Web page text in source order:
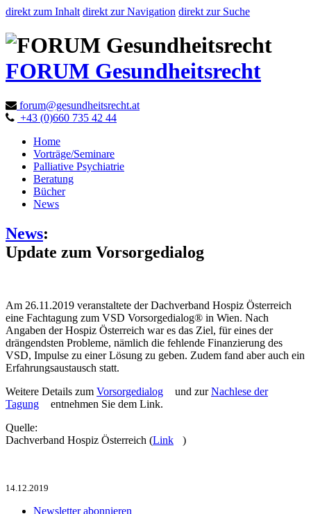
direkt zum Inhalt direkt zur Navigation direkt zur Suche
FORUM Gesundheitsrecht
forum@gesundheitsrecht.at
+43 (0)660 735 42 44
Home
Vorträge/Seminare
Palliative Psychiatrie
Beratung
Bücher
News
News:
Update zum Vorsorgedialog
Am 26.11.2019 veranstaltete der Dachverband Hospiz Österreich
eine Fachtagung zum VSD Vorsorgedialog® in Wien. Nach
Angaben der Hospiz Österreich war es das Ziel, für eines der
drängendsten Probleme, nämlich die fehlende Finanzierung des
VSD, Impulse zu einer Lösung zu geben. Zudem fand aber auch ein
Erfahrungsaustausch statt.
Weitere Details zum Vorsorgedialog und zurNachlese der
Tagung
entnehmen Sie dem Link.
Quelle:
Dachverband Hospiz Österreich (Link )
14.12.2019
Newsletter abonnieren